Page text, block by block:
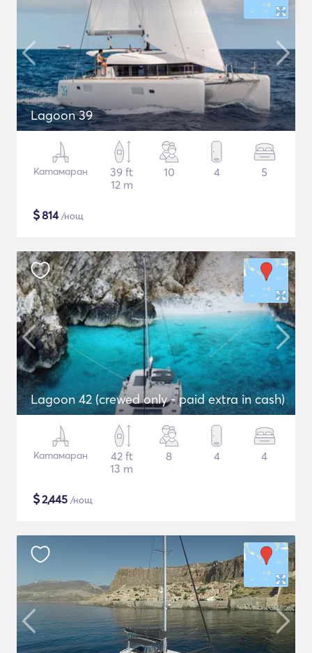
Lagoon 39
Катамаран
39 ft
12 m
10 4 5
$814/нощ
Lagoon 42 (crewed only - paid extra in cash)
Катамаран
42 ft
13 m
8 4 4
$2,445 /нощ